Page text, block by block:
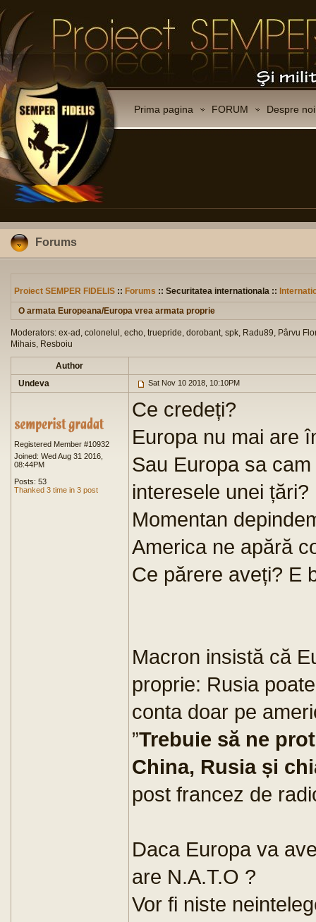
Prima pagina FORUM Despre noi
Forums
Proiect SEMPER FIDELIS :: Forums :: Securitatea internationala ::
O armata Europeana/Europa vrea armata proprie
Moderators: ex-ad, colonelul, echo, truepride, dorobant, spk, Radu89, Pârvu
Mihais, Resboiu
Author
Undeva
Sat Nov 10 2018, 10:10PM
Registered Member #10932
Joined: Wed Aug 31 2016,
08:44PM
Posts: 53
Thanked 3 time in 3 post
Ce credeți?
Europa nu mai are
Sau Europa sa
interesele unei țări?
Momentan
America ne apără
Ce părere aveți? E
Macron insistă că
proprie: Rusia
conta doar pe
”Trebuie să ne
China, Rusia și
post francez de
Daca Europa va
are N.A.T.O ?
Vor fi niste